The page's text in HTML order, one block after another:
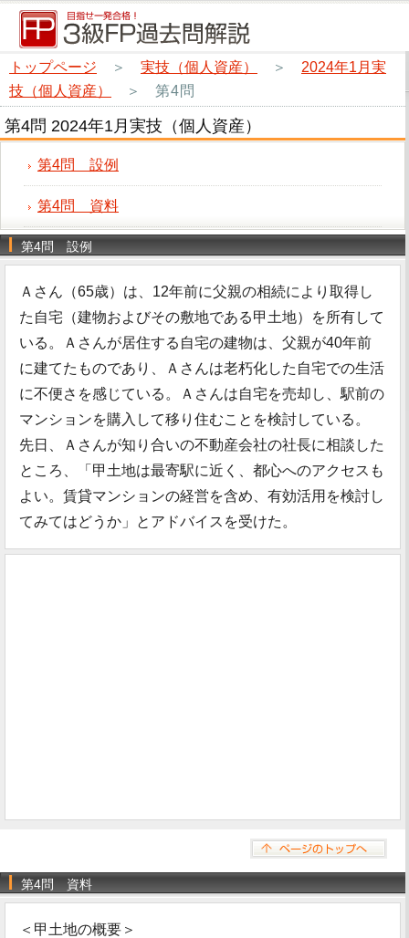
トップページ ＞ 実技（個人資産） ＞ 2024年1月実
技（個人資産）
＞ 第4問
第4問 2024年1月実技（個人資産）
第4問 設例
第4問 資料
第4問 設例
Ａさん（65歳）は、12年前に父親の相続により取得し
た自宅（建物およびその敷地である甲土地）を所有して
いる。Ａさんが居住する自宅の建物は、父親が40年前
に建てたものであり、Ａさんは老朽化した自宅での生活
に不便さを感じている。Ａさんは自宅を売却し、駅前の
マンションを購入して移り住むことを検討している。
先日、Ａさんが知り合いの不動産会社の社長に相談した
ところ、「甲土地は最寄駅に近く、都心へのアクセスも
よい。賃貸マンションの経営を含め、有効活用を検討し
てみてはどうか」とアドバイスを受けた。
第4問 資料
＜甲土地の概要＞